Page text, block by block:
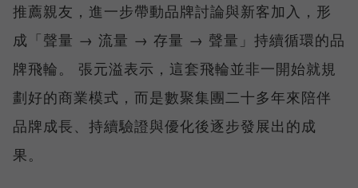
推薦親友，進一步帶動品牌討論與新客加入，形
成「聲量 → 流量 → 存量 → 聲量」持續循環的品
牌飛輪。 張元溢表示，這套飛輪並非一開始就規
劃好的商業模式，而是數聚集團二十多年來陪伴
品牌成長、持續驗證與優化後逐步發展出的成
果。